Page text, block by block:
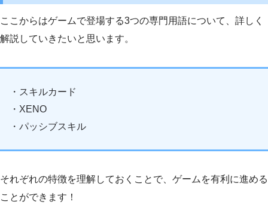
ここからはゲームで登場する3つの専門用語について、詳しく
解説していきたいと思います。
・スキルカード
・XENO
・パッシブスキル
それぞれの特徴を理解しておくことで、ゲームを有利に進める
ことができます！